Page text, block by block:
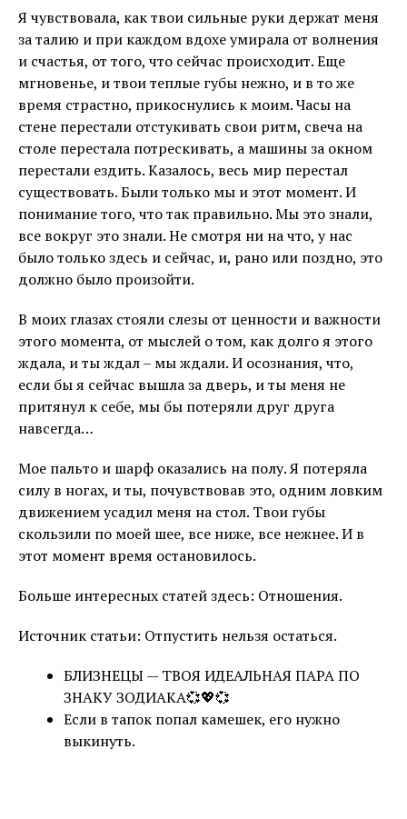
Я чувствовала, как твои сильные руки держат меня
за талию и при каждом вдохе умирала от волнения
и счастья, от того, что сейчас происходит. Еще
мгновенье, и твои теплые губы нежно, и в то же
время страстно, прикоснулись к моим. Часы на
стене перестали отстукивать свои ритм, свеча на
столе перестала потрескивать, а машины за окном
перестали ездить. Казалось, весь мир перестал
существовать. Были только мы и этот момент. И
понимание того, что так правильно. Мы это знали,
все вокруг это знали. Не смотря ни на что, у нас
было только здесь и сейчас, и, рано или поздно, это
должно было произойти.
В моих глазах стояли слезы от ценности и важности
этого момента, от мыслей о том, как долго я этого
ждала, и ты ждал – мы ждали. И осознания, что,
если бы я сейчас вышла за дверь, и ты меня не
притянул к себе, мы бы потеряли друг друга
навсегда…
Мое пальто и шарф оказались на полу. Я потеряла
силу в ногах, и ты, почувствовав это, одним ловким
движением усадил меня на стол. Твои губы
скользили по моей шее, все ниже, все нежнее. И в
этот момент время остановилось.
Больше интересных статей здесь: Отношения.
Источник статьи: Отпустить нельзя остаться.
БЛИЗНЕЦЫ — ТВОЯ ИДЕАЛЬНАЯ ПАРА ПО
ЗНАКУ ЗОДИАКА💞💖💞
Если в тапок попал камешек, его нужно
выкинуть.